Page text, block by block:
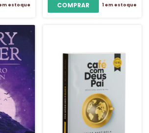
estoque 1 em estoque